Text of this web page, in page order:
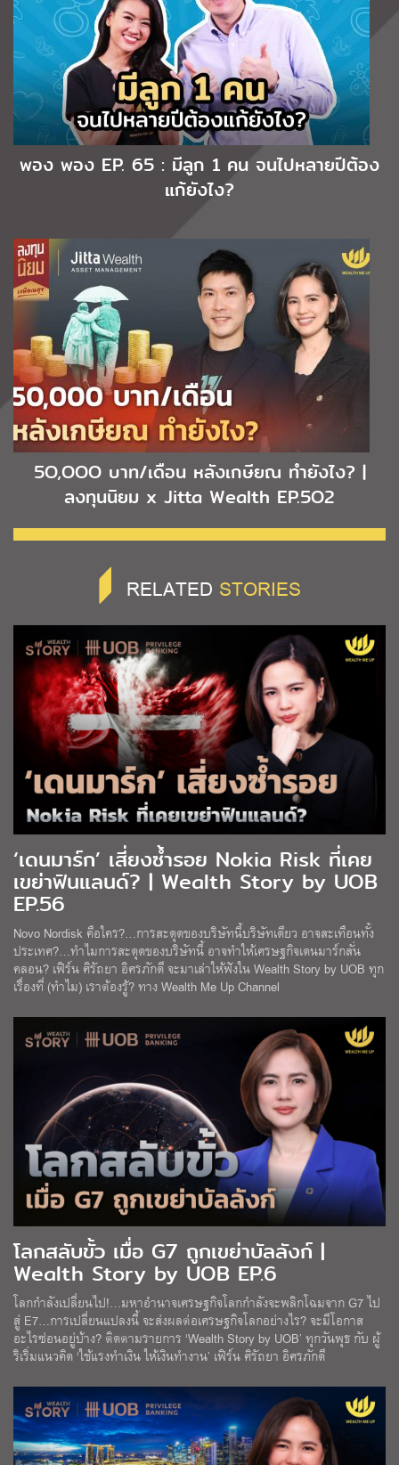
พอง พอง EP. 65 : มีลูก 1 คน จนไปหลายปีต้อง
แก้ยังไง?
5O,OOO บาท/เดือน หลังเกษียณ ทำยังไง? |
ลงทุนนิยม x Jitta Wealth EP.5O2
RELATED STORIES
‘เดนมาร์ก’ เสี่ยงซ้ำรอย Nokia Risk ที่เคย
เขย่าฟินแลนด์? | Wealth Story by UOB
EP.56
Novo Nordisk คือใคร?…การสะดุดของบริษัทนี้บริษัทเดียว อาจสะเทือนทั้ง
ประเทศ?…ทำไมการสะดุดของบริษัทนี้ อาจทำให้เศรษฐกิจเดนมาร์กสั่น
คลอน? เฟิร์น ศิรัถยา อิศรภักดี จะมาเล่าให้ฟังใน Wealth Story by UOB ทุก
เรื่องที่ (ทำไม) เราต้องรู้? ทาง Wealth Me Up Channel
โลกสลับขั้ว เมื่อ G7 ถูกเขย่าบัลลังก์ |
Wealth Story by UOB EP.6
โลกกำลังเปลี่ยนไป!…มหาอำนาจเศรษฐกิจโลกกำลังจะพลิกโฉมจาก G7 ไป
สู่ E7…การเปลี่ยนแปลงนี้ จะส่งผลต่อเศรษฐกิจโลกอย่างไร? จะมีโอกาส
อะไรซ่อนอยู่บ้าง? ติดตามรายการ ‘Wealth Story by UOB’ ทุกวันพุธ กับ ผู้
ริเริ่มแนวคิด ‘ใช้แรงทำเงิน ให้เงินทำงาน’ เฟิร์น ศิรัถยา อิศรภักดี